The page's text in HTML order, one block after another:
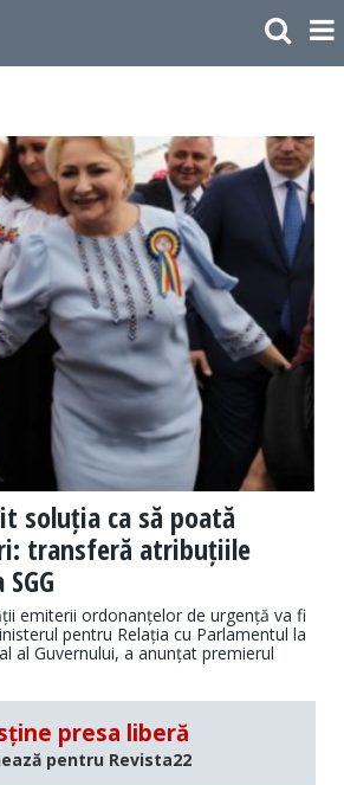
soluția ca să poată
transferă atribuțiile
emiterii ordonanțelor de urgență va fi
pentru Relația cu Parlamentul la
al Guvernului, a anunțat premierul
presa liberă
pentru Revista22